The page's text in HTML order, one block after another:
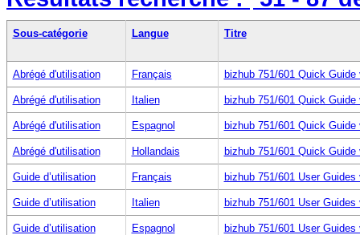
Sous-catégorie Langue Titre
Abrégé d'utilisation Français bizhub 751/601 Quick
Abrégé d'utilisation Italien bizhub 751/601 Quick
Abrégé d'utilisation Espagnol bizhub 751/601 Quick
Abrégé d'utilisation Hollandais bizhub 751/601 Quick
Guide d’utilisation Français bizhub 751/601 User Guides
Guide d’utilisation Italien bizhub 751/601 User Guides
Guide d’utilisation Espagnol bizhub 751/601 User Guides